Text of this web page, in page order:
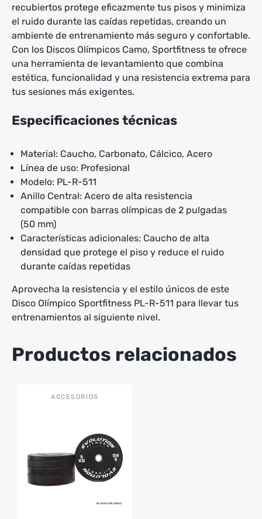
recubiertos protege eficazmente tus pisos y minimiza
el ruido durante las caídas repetidas, creando un
ambiente de entrenamiento más seguro y confortable.
Con los Discos Olímpicos Camo, Sportfitness te ofrece
una herramienta de levantamiento que combina
estética, funcionalidad y una resistencia extrema para
tus sesiones más exigentes.
Especificaciones técnicas
Material: Caucho, Carbonato, Cálcico, Acero
Línea de uso: Profesional
Modelo: PL-R-511
Anillo Central: Acero de alta resistencia
compatible con barras olímpicas de 2 pulgadas
(50 mm)
Características adicionales: Caucho de alta
densidad que protege el piso y reduce el ruido
durante caídas repetidas
Aprovecha la resistencia y el estilo únicos de este
Disco Olímpico Sportfitness PL-R-511 para llevar tus
entrenamientos al siguiente nivel.
Productos relacionados
ACCESORIOS
variantes.
Las
opciones